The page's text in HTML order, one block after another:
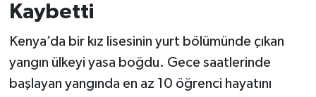
Kaybetti
Kenya’da bir kız lisesinin yurt bölümünde çıkan
yangın ülkeyi yasa boğdu. Gece saatlerinde
başlayan yangında en az 10 öğrenci hayatını